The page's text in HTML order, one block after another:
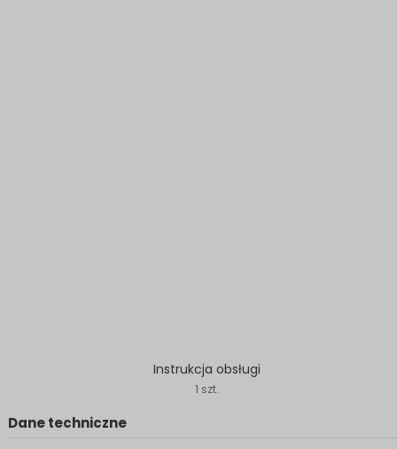
Instrukcja obsługi
1 szt.
Dane techniczne